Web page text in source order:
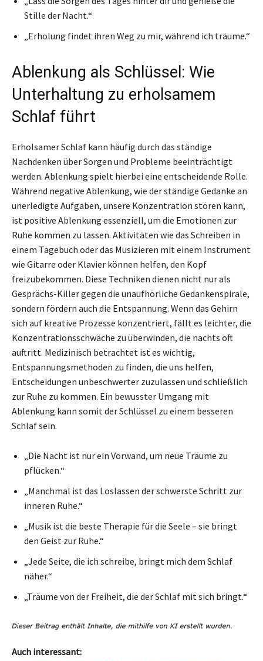
Stille der Nacht.“
„Erholung findet ihren Weg zu mir, während ich träume.“
Ablenkung als Schlüssel: Wie
Unterhaltung zu erholsamem
Schlaf führt
Erholsamer Schlaf kann häufig durch das ständige
Nachdenken über Sorgen und Probleme beeinträchtigt
werden. Ablenkung spielt hierbei eine entscheidende Rolle.
Während negative Ablenkung, wie der ständige Gedanke an
unerledigte Aufgaben, unsere Konzentration stören kann,
ist positive Ablenkung essenziell, um die Emotionen zur
Ruhe kommen zu lassen. Aktivitäten wie das Schreiben in
einem Tagebuch oder das Musizieren mit einem Instrument
wie Gitarre oder Klavier können helfen, den Kopf
freizubekommen. Diese Techniken dienen nicht nur als
Gesprächs-Killer gegen die unaufhörliche Gedankenspirale,
sondern fördern auch die Entspannung. Wenn das Gehirn
sich auf kreative Prozesse konzentriert, fällt es leichter, die
Konzentrationsschwäche zu überwinden, die nachts oft
auftritt. Medizinisch betrachtet ist es wichtig,
Entspannungsmethoden zu finden, die uns helfen,
Entscheidungen unbeschwerter zuzulassen und schließlich
zur Ruhe zu kommen. Ein bewusster Umgang mit
Ablenkung kann somit der Schlüssel zu einem besseren
Schlaf sein.
„Die Nacht ist nur ein Vorwand, um neue Träume zu
pflücken.“
„Manchmal ist das Loslassen der schwerste Schritt zur
inneren Ruhe.“
„Musik ist die beste Therapie für die Seele – sie bringt
den Geist zur Ruhe.“
„Jede Seite, die ich schreibe, bringt mich dem Schlaf
näher.“
„Träume von der Freiheit, die der Schlaf mit sich bringt.“
Auch interessant: